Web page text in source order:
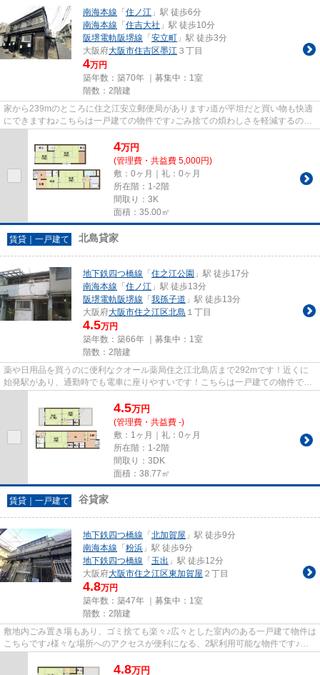
南海本線 「 住ノ江 」駅 徒歩6分
南海本線 「 住吉大社 」駅 徒歩10分
阪堺電軌阪堺線 「 安立町 」駅 徒歩3分
大阪府大阪市住吉区墨江 ３丁目
4万円
築年数：築70年 ｜募集中： 1室
階数：2階建
家から239mのところに住之江安立郵便局があります♪道が平坦だと買い物も快適
にできますね♪こちらは一戸建ての物件です♪ごみ捨ての煩わしさを軽減するの
4万円
(管理費・共益費 5,000円)
敷：0ヶ月｜礼：0ヶ月
所在階：1-2階
間取り：3K
面積：35.00㎡
賃貸｜一戸建て 北島貸家
地下鉄四つ橋線 「 住之江公園 」駅 徒歩17分
南海本線 「 住ノ江 」駅 徒歩13分
阪堺電軌阪堺線 「 我孫子道 」駅 徒歩13分
大阪府大阪市住之江区北島 １丁目
4.5万円
築年数：築66年 ｜募集中： 1室
階数：2階建
薬や日用品を買うのに便利なクオール薬局住之江北島店まで292mです！近くに
始発駅があり、通勤時でも電車に座りやすいです！こちらは一戸建ての物件で
4.5万円
(管理費・共益費 -)
敷：1ヶ月｜礼：0ヶ月
所在階：1-2階
間取り：3DK
面積：38.77㎡
賃貸｜一戸建て 谷貸家
地下鉄四つ橋線 「 北加賀屋 」駅 徒歩9分
南海本線 「 粉浜 」駅 徒歩9分
地下鉄四つ橋線 「 玉出 」駅 徒歩12分
大阪府大阪市住之江区東加賀屋 ２丁目
4.8万円
築年数：築47年 ｜募集中： 1室
階数：2階建
敷地内ごみ置き場もあり、ゴミ捨ても楽々♪広々とした室内のある一戸建て物件は
こちらです♪様々な場所へのアクセスが便利になる、2駅利用可能な物件です♪高
4.8万円